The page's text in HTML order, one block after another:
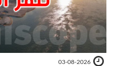
03-08-2026